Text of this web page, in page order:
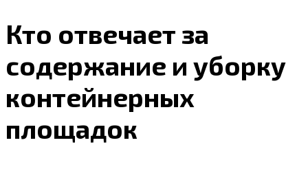
Кто отвечает за
содержание и уборку
контейнерных
площадок